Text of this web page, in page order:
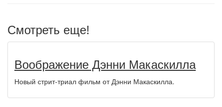
Смотреть еще!
Воображение Дэнни Макаскилла
Новый стрит-триал фильм от Дэнни Макаскилла.